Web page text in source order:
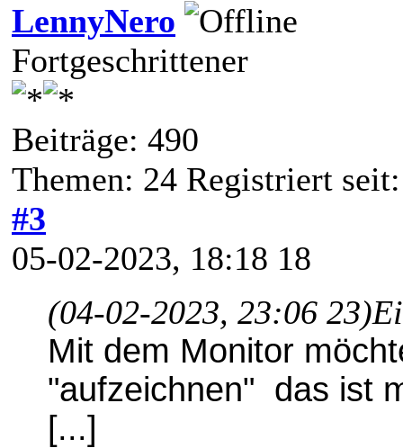
LennyNero
Fortgeschrittener
Beiträge: 490
Themen: 24 Registriert
#3
05-02-2023, 18:18 18
(04-02-2023, 23:06 23)
Mit dem Monitor
"aufzeichnen" das ist
[...]